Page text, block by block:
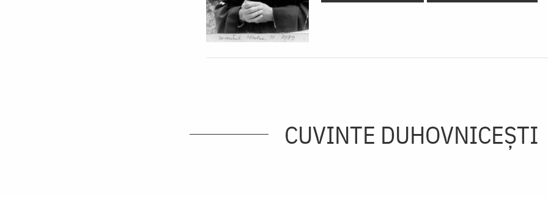
CUVINTE DUHOVNICEȘTI